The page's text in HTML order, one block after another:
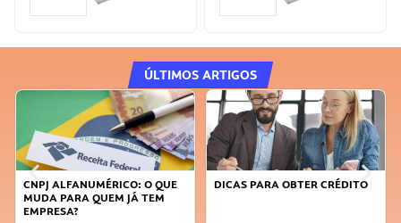
ÚLTIMOS ARTIGOS
DICAS PARA OBTER CRÉDITO
FAÇA A DIFERENÇA: SEJA